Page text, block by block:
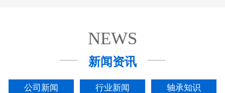
NEWS
新闻资讯
公司新闻 行业新闻 轴承知识